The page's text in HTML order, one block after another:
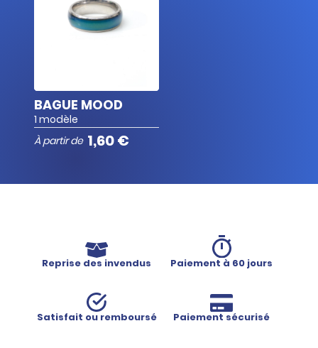
BAGUE MOOD
1 modèle
À partir de 1,60 €
Reprise des invendus Paiement à 60 jours
Satisfait ou remboursé Paiement sécurisé